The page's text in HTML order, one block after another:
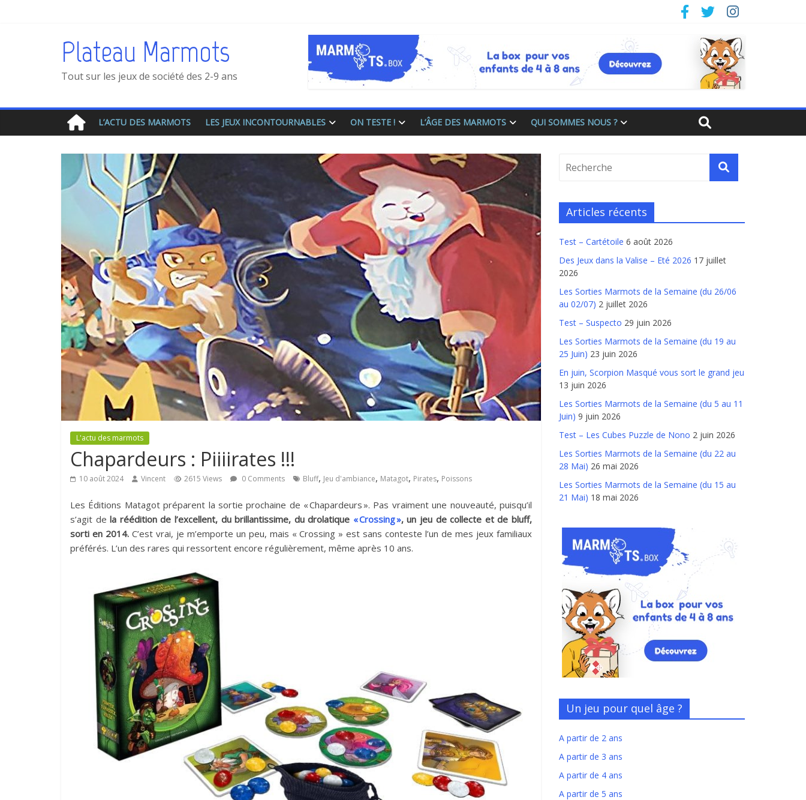
Plateau Marmots
Tout sur les jeux de société des 2-9 ans
L’ACTU DES MARMOTS LES JEUX INCONTOURNABLES ON TESTE ! L’ÂGE DES MARMOTS QUI SOMMES NOUS ?
L'actu des marmots
Chapardeurs : Piiiirates !!!
10 août 2024 Vincent 2615 Views 0 Comments Bluff, Jeu d'ambiance, Matagot, Pirates, Poissons
Les Éditions Matagot préparent la sortie prochaine de « Chapardeurs ». Pas vraiment une nouveauté, puisqu’il
s’agit dela réédition de l’excellent, du brillantissime, du drolatique « Crossing », un jeu de collecte et de bluff,
sorti en 2014.C’est vrai, je m’emporte un peu, mais « Crossing » est sans conteste l’un de mes jeux familiaux
préférés. L’un des rares qui ressortent encore régulièrement, même après 10 ans.
Articles récents
Test – Cartétoile 6 août 2026
Des Jeux dans la Valise – Eté 2026 17 juillet
2026
Les Sorties Marmots de la Semaine (du 26/06
au 02/07) 2 juillet 2026
Test – Suspecto 29 juin 2026
Les Sorties Marmots de la Semaine (du 19 au
25 Juin) 23 juin 2026
En juin, Scorpion Masqué vous sort le grand jeu
13 juin 2026
Les Sorties Marmots de la Semaine (du 5 au 11
Juin) 9 juin 2026
Test – Les Cubes Puzzle de Nono 2 juin 2026
Les Sorties Marmots de la Semaine (du 22 au
28 Mai) 26 mai 2026
Les Sorties Marmots de la Semaine (du 15 au
21 Mai) 18 mai 2026
Un jeu pour quel âge ?
A partir de 2 ans
A partir de 3 ans
A partir de 4 ans
A partir de 5 ans